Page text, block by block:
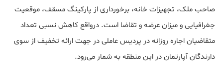
صاحب ملک، تجهیزات خانه، برخورداری از پارکینگ مسقف، موقعیت
جغرافیایی و میزان عرضه و تقاضا است. درواقع کاهش نسبی تعداد
متقاضیان اجاره روزانه در پردیس عاملی در جهت ارائه تخفیف از سوی
دارندگان آپارتمان در این منطقه به شمار می‌رود.